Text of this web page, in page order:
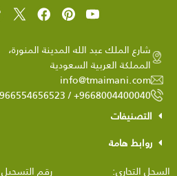
شارع الملك عبد الله المدينة المنورة،
المملكة العربية السعودية
info@tmaimani.com
9668004400040+ / 966554656523+
التصنيفات
روابط هامة
السجل التجاري:
رقم